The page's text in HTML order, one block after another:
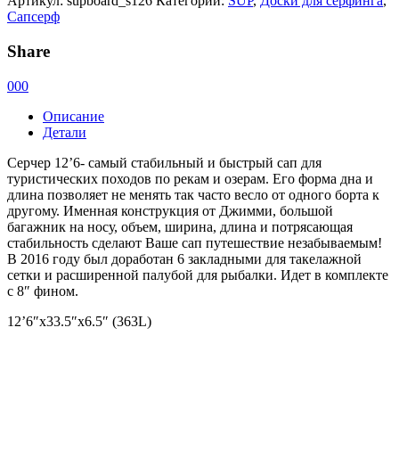
Сапсерф
Share
000
Описание
Детали
Серчер 12’6- самый стабильный и быстрый сап для
туристических походов по рекам и озерам. Его форма дна и
длина позволяет не менять так часто весло от одного борта к
другому. Именная конструкция от Джимми, большой
багажник на носу, объем, ширина, длина и потрясающая
стабильность сделают Ваше сап путешествие незабываемым!
В 2016 году был доработан 6 закладными для такелажной
сетки и расширенной палубой для рыбалки. Идет в комплекте
с 8″ фином.
12’6″x33.5″x6.5″ (363L)